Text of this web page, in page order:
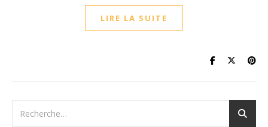
LIRE LA SUITE